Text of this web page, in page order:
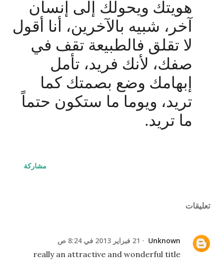
هويتك ويحولك إلى إنسان
آخر، شبيه بالآخرين، أنا أقول
لا تقلق فالطبيعة تقف في
صفك، لأنك فريد، تأمل
إبهامك وضع بصمتك كما
تريد، ويوما ما ستكون حتماً
ما تريد.
مشاركة
تعليقات
Unknown 21 فبراير 2013 في 8:24 ص
really an attractive and wonderful title